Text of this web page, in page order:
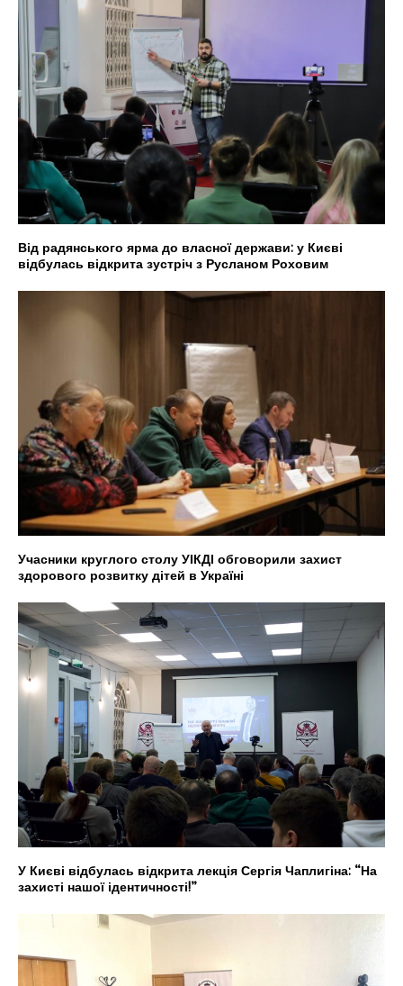
Від радянського ярма до власної держави: у Києві
відбулась відкрита зустріч з Русланом Роховим
Учасники круглого столу УІКДІ обговорили захист
здорового розвитку дітей в Україні
У Києві відбулась відкрита лекція Сергія Чаплигіна: “На
захисті нашої ідентичності!”